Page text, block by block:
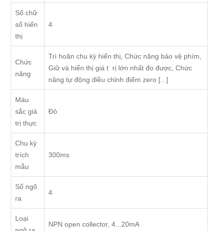
Số chữ
số hiển
thị
4
Chức
năng
Trì hoãn chu kỳ hiển thị, Chức năng bảo vệ phím,
Giữ và hiển thị giá t rị lớn nhất đo được, Chức
năng tự động điều chỉnh điểm zero [...]
Màu
sắc giá
trị thực
Đỏ
Chu kỳ
trích
mẫu
300ms
Số ngõ
ra
4
Loại
NPN open collector, 4...20mA